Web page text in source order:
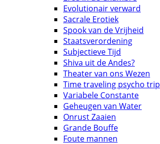
Evolutionair verward
Sacrale Erotiek
Spook van de Vrijheid
Staatsverordening
Subjectieve Tijd
Shiva uit de Andes?
Theater van ons Wezen
Time traveling psycho trip
Variabele Constante
Geheugen van Water
Onrust Zaaien
Grande Bouffe
Foute mannen